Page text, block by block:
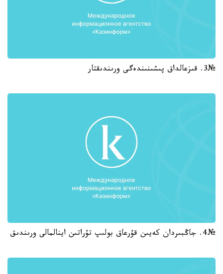
№3. قىزعالداق پىشىنىندەگى ورىندىقتار
№4. جاڭبىردان كەيىن قۇرعاق بولىپ تۇراتىن اينالمالى ورىندىق